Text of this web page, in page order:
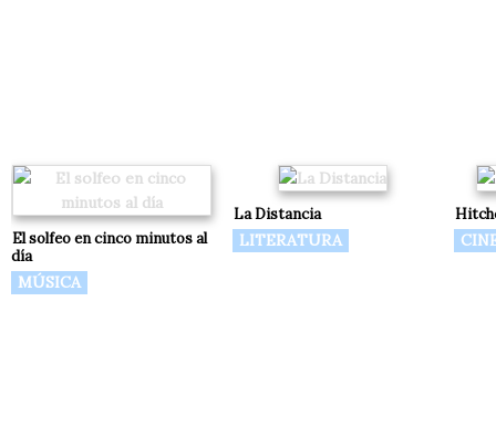
El solfeo en cinco minutos al
día
MÚSICA
La Distancia
LITERATURA